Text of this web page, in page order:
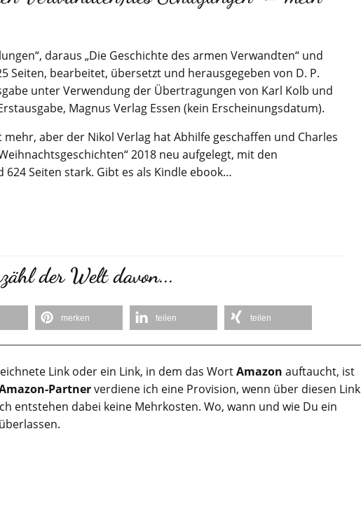
daraus „Die Geschichte des armen Verwandten“ und
Seiten, bearbeitet, übersetzt und herausgegeben von D. P.
unter Verwendung der Übertragungen von Karl Kolb und
Magnus Verlag Essen (kein Erscheinungsdatum).
aber der Nikol Verlag hat Abhilfe geschaffen und Charles
2018 neu aufgelegt, mit den
Seiten stark. Gibt es als Kindle ebook…
der Welt davon...
merken teilen teilen
Link oder ein Link, in dem das WortAmazon auftaucht, ist
Partner verdiene ich eine Provision, wenn über diesen Link
entstehen dabei keine Mehrkosten. Wo, wann und wie Du ein